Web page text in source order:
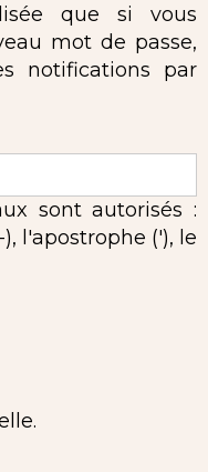
que si vous
mot de passe,
notifications par
sont autorisés :
l'apostrophe ('), le